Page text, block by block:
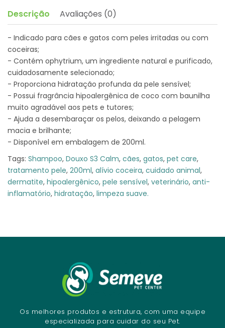
Descrição Avaliações (0)
- Indicado para cães e gatos com peles irritadas ou com
coceiras;
- Contém ophytrium, um ingrediente natural e purificado,
cuidadosamente selecionado;
- Proporciona hidratação profunda da pele sensível;
- Possui fragrância hipoalergênica de coco com baunilha
muito agradável aos pets e tutores;
- Ajuda a desembaraçar os pelos, deixando a pelagem
macia e brilhante;
- Disponível em embalagem de 200ml.
Tags: Shampoo, Douxo S3 Calm, cães, gatos, pet care,
tratamento pele, 200ml, alívio coceira, cuidado animal,
dermatite, hipoalergênico, pele sensível, veterinário, anti-
inflamatório, hidratação, limpeza suave.
Os melhores produtos e estrutura, com uma equipe
especializada para cuidar do seu Pet.